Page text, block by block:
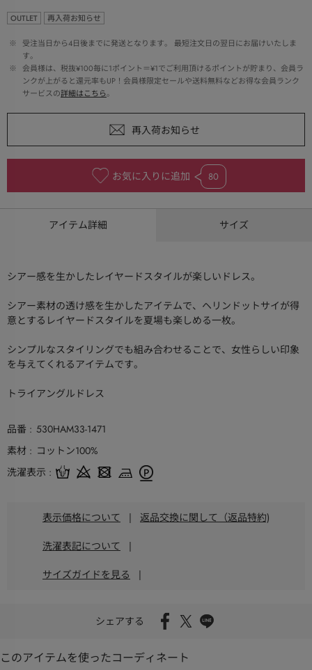
OUTLET 再入荷お知らせ
※
受注当日から4日後までに発送となります。 最短注文日の翌日にお届けいたしま
す。
※
会員様は、税抜¥100毎に1ポイント＝¥1でご利用頂けるポイントが貯まり、会員ラ
ンクが上がると還元率もUP！会員様限定セールや送料無料などお得な会員ランク
サービスの詳細はこちら。
お気に入りに追加 80
アイテム詳細 サイズ
シアー感を生かしたレイヤードスタイルが楽しいドレス。
シアー素材の透け感を生かしたアイテムで、ヘリンドットサイが得
意とするレイヤードスタイルを夏場も楽しめる一枚。
シンプルなスタイリングでも組み合わせることで、女性らしい印象
を与えてくれるアイテムです。
トライアングルドレス
品番
530HAM33-1471
素材
コットン100%
洗濯表示
表示価格について | 返品交換に関して（返品特約)
洗濯表記について |
サイズガイドを見る |
シェアする
このアイテムを使ったコーディネート